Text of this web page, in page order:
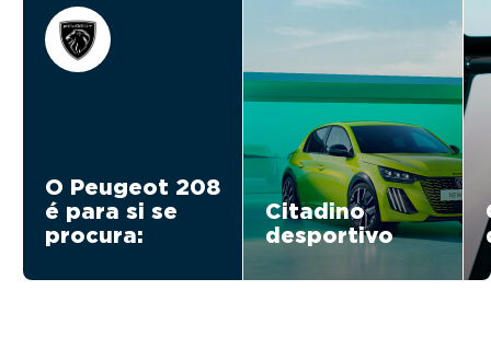
O Peugeot 208
é para si se
procura:
Citadino
desportivo